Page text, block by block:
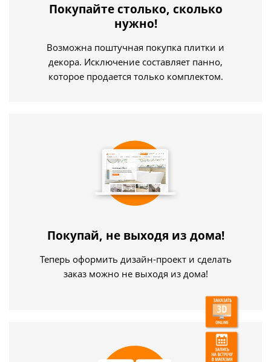
Покупайте столько, сколько
нужно!
Возможна поштучная покупка плитки и
декора. Исключение составляет панно,
которое продается только комплектом.
Покупай, не выходя из дома!
Теперь оформить дизайн-проект и сделать
заказ можно не выходя из дома!